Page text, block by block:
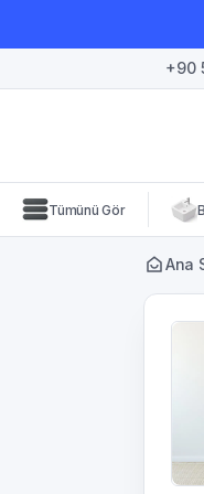
+90
Tümünü Gör
Ana